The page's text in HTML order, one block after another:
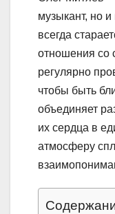
музыкант, но
всегда
отношения со
регулярно
чтобы быть
объединяет
их сердца в
атмосферу